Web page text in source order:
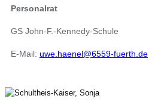
Personalrat
GS John-F.-Kennedy-Schule
E-Mail: uwe.haenel@6559-fuerth.de